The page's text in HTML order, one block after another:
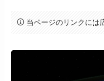
当ページのリンクには